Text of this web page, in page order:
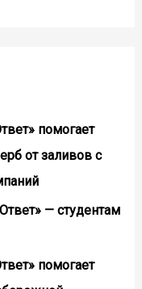
помогает
от заливов с
— студентам
помогает